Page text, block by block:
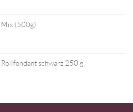
(500g)
schwarz 250 g